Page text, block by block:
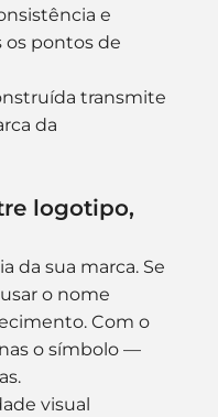
e
pontos de
transmite
da
logotipo,
da sua marca. Se
o nome
Com o
o símbolo —
visual